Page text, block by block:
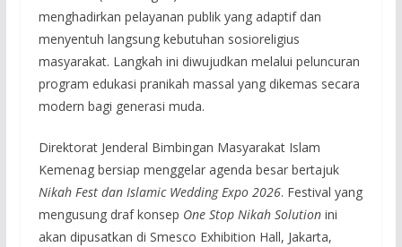
menghadirkan pelayanan publik yang adaptif dan
menyentuh langsung kebutuhan sosioreligius
masyarakat. Langkah ini diwujudkan melalui peluncuran
program edukasi pranikah massal yang dikemas secara
modern bagi generasi muda.
Direktorat Jenderal Bimbingan Masyarakat Islam
Kemenag bersiap menggelar agenda besar bertajuk
Nikah Fest dan Islamic Wedding Expo 2026. Festival yang
mengusung draf konsep One Stop Nikah Solutionini
akan dipusatkan di Smesco Exhibition Hall, Jakarta,